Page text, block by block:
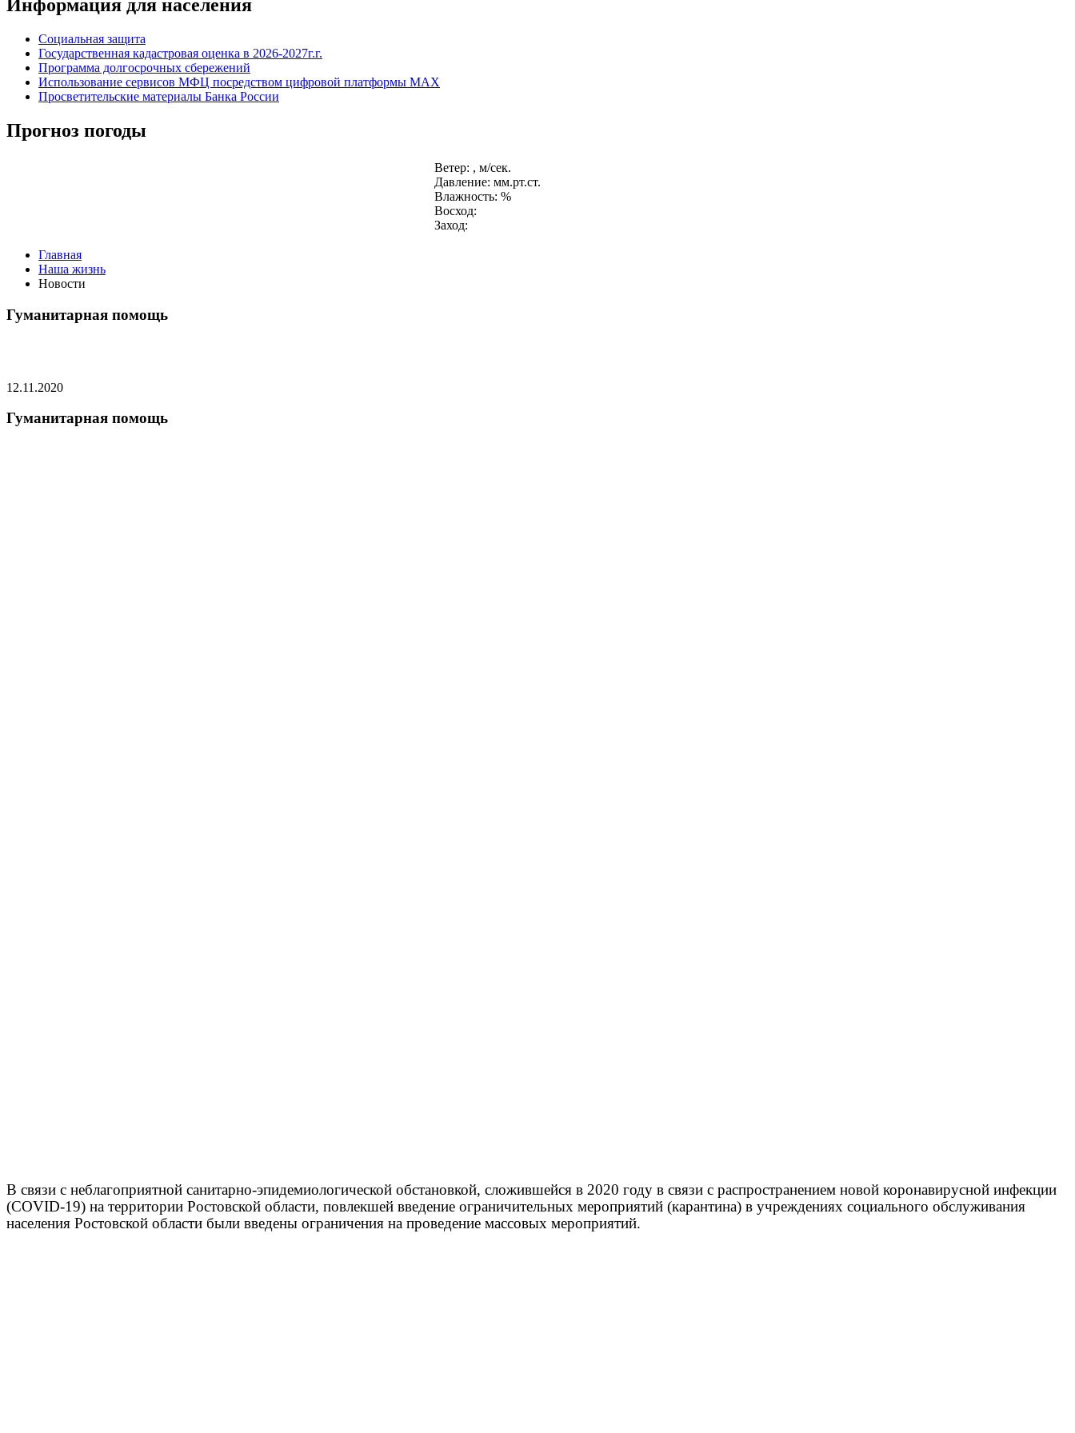
Информация для населения
Социальная защита
Государственная кадастровая оценка в 2026-2027г.г.
Программа долгосрочных сбережений
Использование сервисов МФЦ посредством цифровой платформы MAX
Просветительские материалы Банка России
Прогноз погоды
Ветер: , м/сек.
Давление: мм.рт.ст.
Влажность: %
Восход:
Заход:
Главная
Наша жизнь
Новости
Гуманитарная помощь
12.11.2020
Гуманитарная помощь
В связи с неблагоприятной санитарно-эпидемиологической обстановкой, сложившейся в 2020 году в связи с распространением новой коронавирусной инфекции
(COVID-19) на территории Ростовской области, повлекшей введение ограничительных мероприятий (карантина) в учреждениях социального обслуживания
населения Ростовской области были введены ограничения на проведение массовых мероприятий.